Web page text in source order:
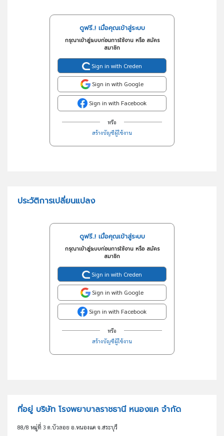
ดูฟรี..! เมื่อคุณเข้าสู่ระบบ
กรุณาเข้าสู่ระบบก่อนการใช้งาน หรือ สมัคร
สมาชิก
Sign in with Creden
Sign in with Google
Sign in with Facebook
หรือ
สร้างบัญชีผู้ใช้งาน
ประวัติการเปลี่ยนแปลง
ดูฟรี..! เมื่อคุณเข้าสู่ระบบ
กรุณาเข้าสู่ระบบก่อนการใช้งาน หรือ สมัคร
สมาชิก
Sign in with Creden
Sign in with Google
Sign in with Facebook
หรือ
สร้างบัญชีผู้ใช้งาน
ที่อยู่ บริษัท โรงพยาบาลราชธานี หนองแค จำกัด
88/8 หมู่ที่ 3 ต.บัวลอย อ.หนองแค จ.สระบุรี